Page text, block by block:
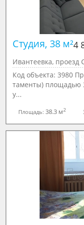
Студия, 38 м² 4
Ивантеевка, проезд
Код объекта: 3980
таменты) площадью
у...
Площадь:38.3 м2